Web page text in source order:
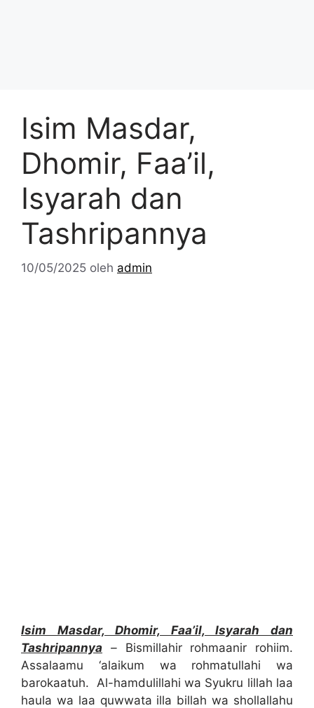
Isim Masdar,
Dhomir, Faa’il,
Isyarah dan
Tashripannya
10/05/2025 oleh admin
Isim Masdar, Dhomir, Faa’il, Isyarah dan
Tashripannya – Bismillahir rohmaanir rohiim.
Assalaamu ‘alaikum wa rohmatullahi wa
barokaatuh. Al-hamdulillahi wa Syukru lillah laa
haula wa laa quwwata illa billah wa shollallahu